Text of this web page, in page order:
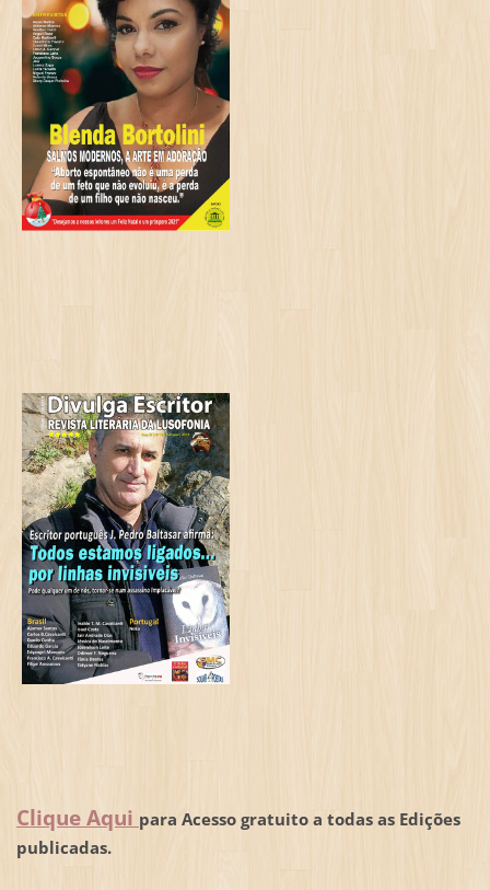
Clique Aqui para Acesso gratuito a todas as Edições
publicadas.